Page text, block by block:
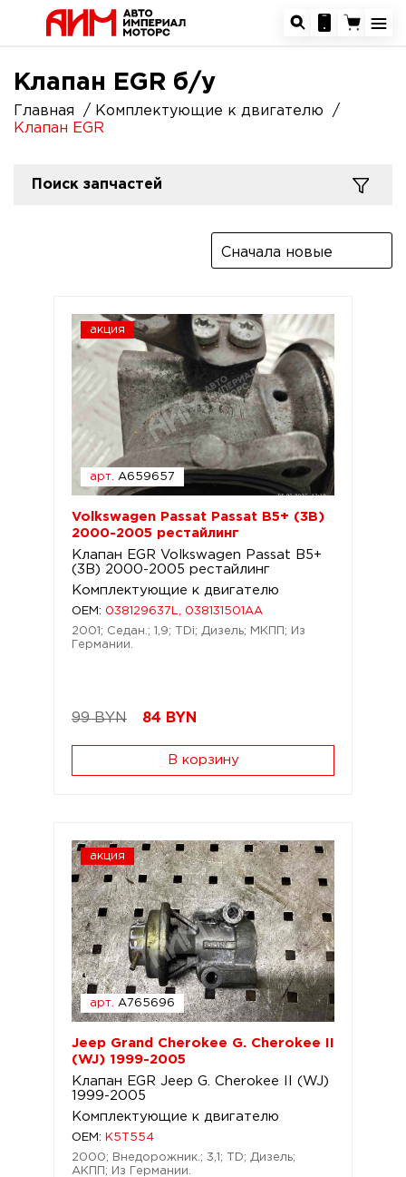
Клапан EGR б/у
Главная
Комплектующие к двигателю
Клапан EGR
Поиск запчастей
Сначала новые
акция
арт. A659657
Volkswagen Passat Passat B5+ (3B)
2000-2005 рестайлинг
Клапан EGR Volkswagen Passat B5+
(3B) 2000-2005 рестайлинг
Комплектующие к двигателю
OEM: 038129637L, 038131501AA
2001; Седан.; 1,9; TDi; Дизель; МКПП; Из
Германии.
99 BYN 84 BYN
В корзину
акция
арт. A765696
Jeep Grand Cherokee G. Cherokee II
(WJ) 1999-2005
Клапан EGR Jeep G. Cherokee II (WJ)
1999-2005
Комплектующие к двигателю
OEM:
K5T554
2000; Внедорожник.; 3,1; TD; Дизель;
АКПП; Из Германии.